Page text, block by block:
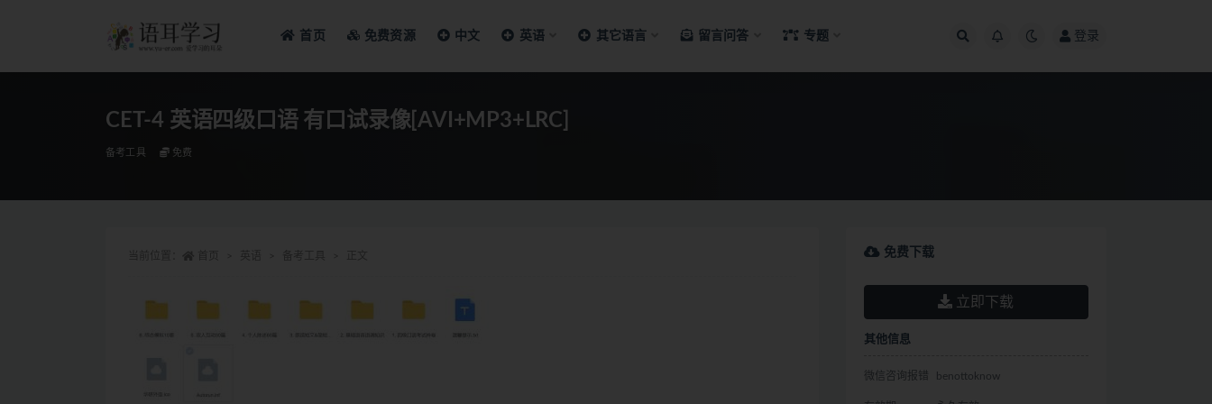
首页 免费资源 中文 英语 其它语言 留言问答 专题 登录
CET-4 英语四级口语 有口试录像[AVI+MP3+LRC]
备考工具 免费
免费下载
立即下载
其他信息
微信咨询报错 benottoknow